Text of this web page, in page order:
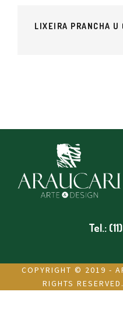
LIXEIRA PRANCHA U
Tel.:
COPYRIGHT © 2019 -
RIGHTS